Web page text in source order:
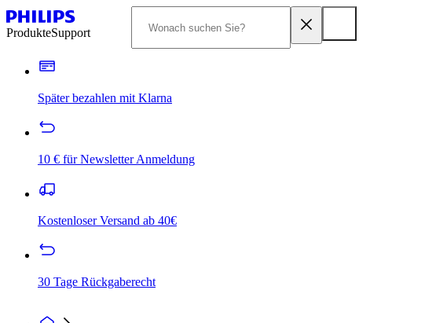
ProdukteSupport
Später bezahlen mit Klarna
10 € für Newsletter Anmeldung
Kostenloser Versand ab 40€
30 Tage Rückgaberecht